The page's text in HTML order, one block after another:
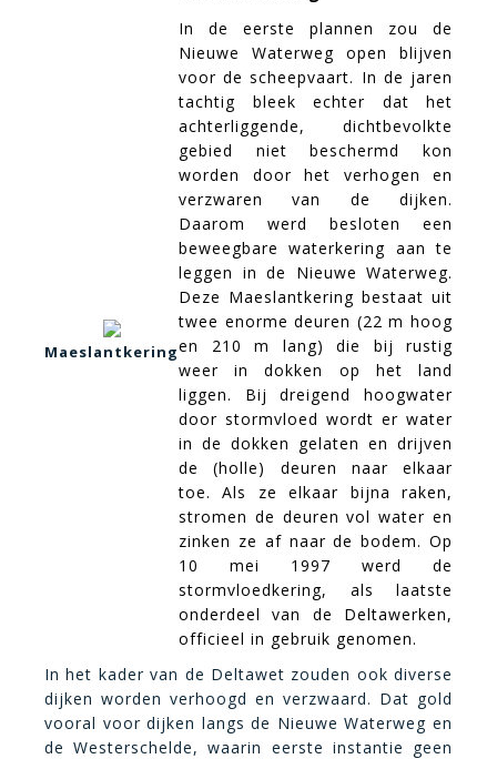
Maeslantkering
In de eerste plannen zou de
Nieuwe Waterweg open blijven
voor de scheepvaart. In de jaren
tachtig bleek echter dat het
achterliggende, dichtbevolkte
gebied niet beschermd kon
worden door het verhogen en
verzwaren van de dijken.
Daarom werd besloten een
beweegbare waterkering aan te
leggen in de Nieuwe Waterweg.
Deze Maeslantkering bestaat uit
twee enorme deuren (22 m hoog
en 210 m lang) die bij rustig
weer in dokken op het land
liggen. Bij dreigend hoogwater
door stormvloed wordt er water
in de dokken gelaten en drijven
de (holle) deuren naar elkaar
toe. Als ze elkaar bijna raken,
stromen de deuren vol water en
zinken ze af naar de bodem. Op
10 mei 1997 werd de
stormvloedkering, als laatste
onderdeel van de Deltawerken,
officieel in gebruik genomen.
In het kader van de Deltawet zouden ook diverse
dijken worden verhoogd en verzwaard. Dat gold
vooral voor dijken langs de Nieuwe Waterweg en
de Westerschelde, waarin eerste instantie geen